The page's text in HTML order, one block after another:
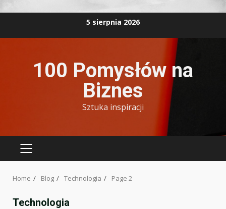
5 sierpnia 2026
100 Pomysłów na
Biznes
Sztuka inspiracji
PRIMARY
Home Blog Technologia Page 2
Technologia